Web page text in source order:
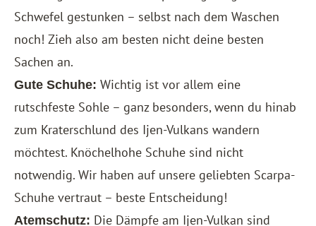
Schwefel gestunken – selbst nach dem Waschen
noch! Zieh also am besten nicht deine besten
Sachen an.
Gute Schuhe: Wichtig ist vor allem eine
rutschfeste Sohle – ganz besonders, wenn du hinab
zum Kraterschlund des Ijen-Vulkans wandern
möchtest. Knöchelhohe Schuhe sind nicht
notwendig. Wir haben auf unsere geliebten Scarpa-
Schuhe vertraut – beste Entscheidung!
Atemschutz: Die Dämpfe am Ijen-Vulkan sind